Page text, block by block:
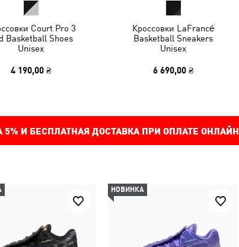
Court Pro 3
Basketball Shoes
Unisex
4 190,00 ₴
Кроссовки LaFrancé
Basketball Sneakers
Unisex
6 690,00 ₴
5% И БЕСПЛАТНАЯ ДОСТАВКА ПРИ ОПЛАТЕ ОНЛАЙН
НОВИНКА